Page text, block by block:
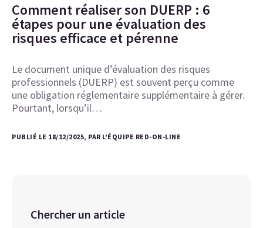
Comment réaliser son DUERP : 6
étapes pour une évaluation des
risques efficace et pérenne
Le document unique d’évaluation des risques
professionnels (DUERP) est souvent perçu comme
une obligation réglementaire supplémentaire à gérer.
Pourtant, lorsqu’il…
PUBLIÉ LE 18/12/2025, PAR L'ÉQUIPE RED-ON-LINE
Chercher un article